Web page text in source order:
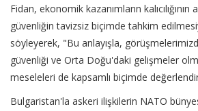
Fidan, ekonomik kazanımların
güvenliğin tavizsiz biçimde tahkim
söyleyerek, "Bu anlayışla,
güvenliği ve Orta Doğu'daki gelişmeler
meseleleri de kapsamlı biçimde
Bulgaristan'la askeri ilişkilerin NATO